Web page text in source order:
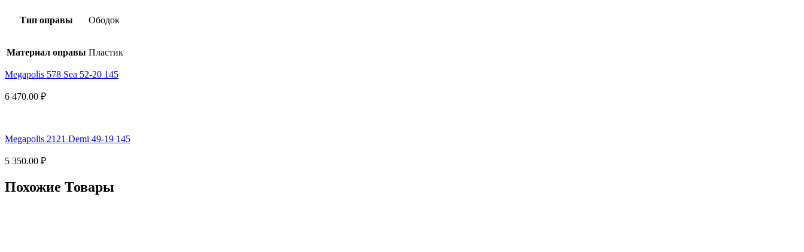
Тип оправы Ободок
Материал оправы Пластик
Megapolis 578 Sea 52-20 145
6 470.00 ₽
Megapolis 2121 Demi 49-19 145
5 350.00 ₽
Похожие Товары